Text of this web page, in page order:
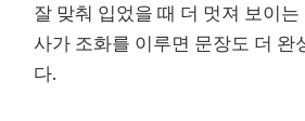
잘 맞춰 입었을 때 더 멋져 보이
사가 조화를 이루면 문장도 더 완
다.